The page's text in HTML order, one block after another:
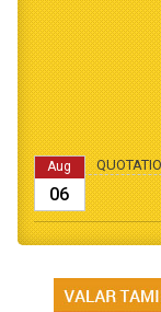
Aug
06
Aug B.Ed.,